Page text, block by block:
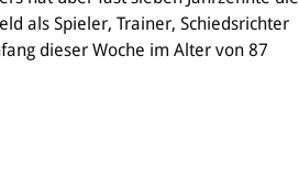
als Spieler, Trainer, Schiedsrichter
dieser Woche im Alter von 87